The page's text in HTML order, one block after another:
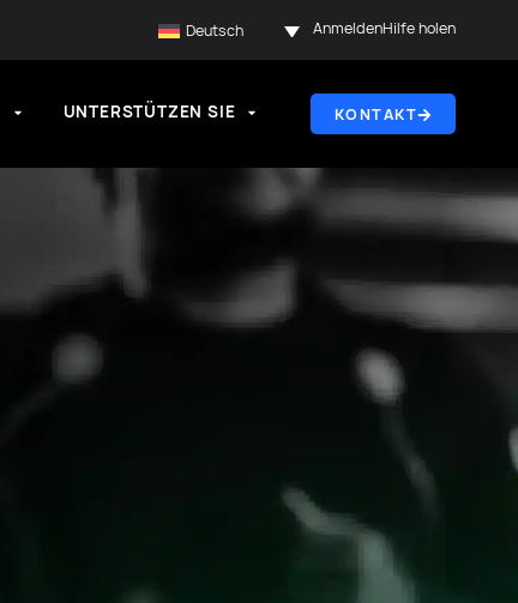
Deutsch AnmeldenHilfe holen
UNTERSTÜTZEN SIE KONTAKT